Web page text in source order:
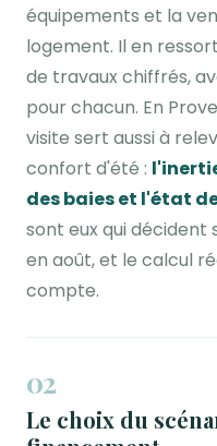
équipements et la
logement. Il en
de travaux chiffrés,
pour chacun. En
visite sert aussi à
confort d'été :
des baies et l'état
sont eux qui décident
en août, et le calcul
compte.
02
Le choix du